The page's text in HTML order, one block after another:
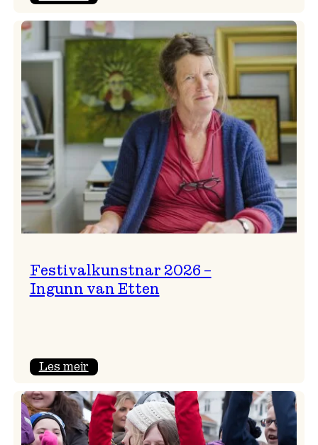
frå
Frøydis
Festivalkunstnar 2026 –
Ingunn van Etten
Les meir:
2026
–
Ingunn van Etten